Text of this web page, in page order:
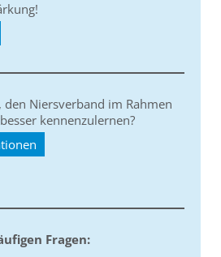
den Niersverband im Rahmen
besser kennenzulernen?
Fragen: